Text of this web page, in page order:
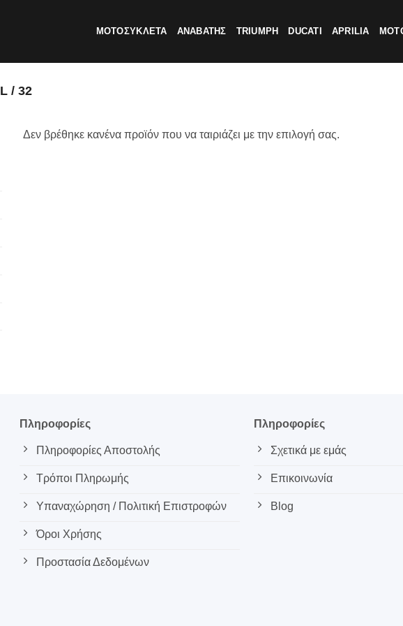
ΜΟΤΟΣΥΚΛΕΤΑ ΑΝΑΒΑΤΗΣ TRIUMPH DUCATI APRILIA
L / 32
Δεν βρέθηκε κανένα προϊόν που να ταιριάζει με την επιλογή σας.
Πληροφορίες
Πληροφορίες Αποστολής
Τρόποι Πληρωμής
Υπαναχώρηση / Πολιτική Επιστροφών
Όροι Χρήσης
Προστασία Δεδομένων
Πληροφορίες
Σχετικά με εμάς
Επικοινωνία
Blog